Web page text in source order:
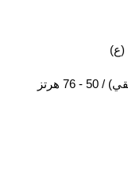
30 - 83 كيلوهرتز (أفقي) / 50 - 76 هرتز